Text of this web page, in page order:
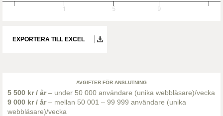
1 5 9
EXPORTERA TILL EXCEL
AVGIFTER FÖR ANSLUTNING
5 500 kr / år– under 50 000 användare (unika webbläsare)/vecka
9 000 kr / år– mellan 50 001 – 99 999 användare (unika
webbläsare)/vecka